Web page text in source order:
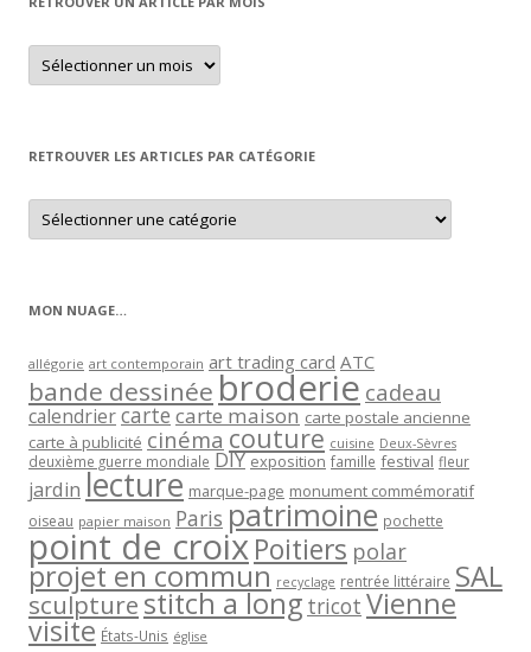
Retrouver
un
article
RETROUVER LES ARTICLES PAR CATÉGORIE
Retrouver
les
articles
MON NUAGE…
allégorie art contemporain art trading card ATC
bande dessinée broderie cadeau
calendriercartecarte maison carte postale ancienne
carte à publicité cinéma couture cuisine Deux-Sèvres
deuxième guerre mondiale DIY exposition famille festival fleur
jardin lecture marque-page monument commémoratif
oiseau papier maison Paris patrimoine pochette
point de croixPoitiers polar
projet en commun recyclage rentrée littéraire SAL
sculpturestitch a long tricot Vienne
visite États-Unis église